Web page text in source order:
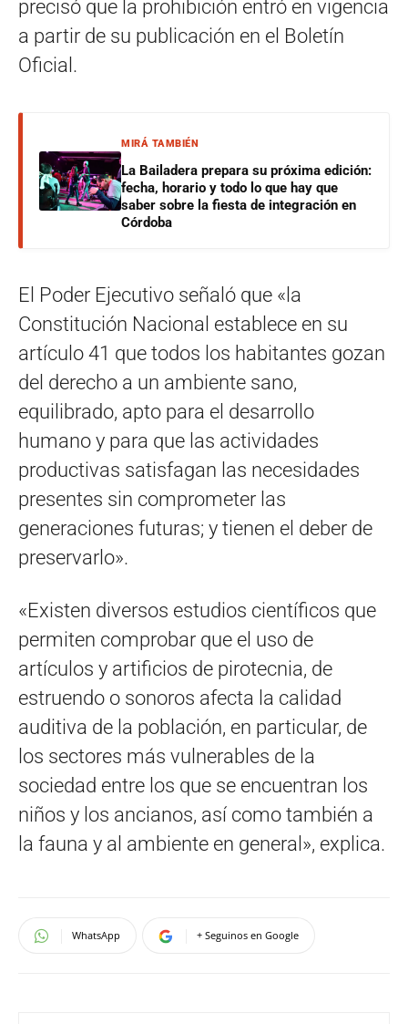
precisó que la prohibición entró en vigencia
a partir de su publicación en el Boletín
Oficial.
MIRÁ TAMBIÉN
La Bailadera prepara su próxima edición:
fecha, horario y todo lo que hay que
saber sobre la fiesta de integración en
Córdoba
El Poder Ejecutivo señaló que «la
Constitución Nacional establece en su
artículo 41 que todos los habitantes gozan
del derecho a un ambiente sano,
equilibrado, apto para el desarrollo
humano y para que las actividades
productivas satisfagan las necesidades
presentes sin comprometer las
generaciones futuras; y tienen el deber de
preservarlo».
«Existen diversos estudios científicos que
permiten comprobar que el uso de
artículos y artificios de pirotecnia, de
estruendo o sonoros afecta la calidad
auditiva de la población, en particular, de
los sectores más vulnerables de la
sociedad entre los que se encuentran los
niños y los ancianos, así como también a
la fauna y al ambiente en general», explica.
WhatsApp + Seguinos en Google